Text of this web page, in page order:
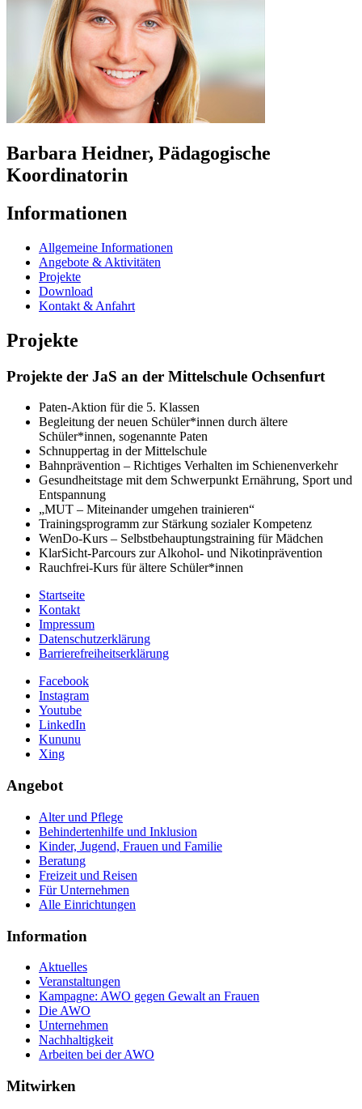
Barbara Heidner, Pädagogische
Koordinatorin
Informationen
Allgemeine Informationen
Angebote & Aktivitäten
Projekte
Download
Kontakt & Anfahrt
Projekte
Projekte der JaS an der Mittelschule Ochsenfurt
Paten-Aktion für die 5. Klassen
Begleitung der neuen Schüler*innen durch ältere
Schüler*innen, sogenannte Paten
Schnuppertag in der Mittelschule
Bahnprävention – Richtiges Verhalten im Schienenverkehr
Gesundheitstage mit dem Schwerpunkt Ernährung, Sport und
Entspannung
„MUT – Miteinander umgehen trainieren“
Trainingsprogramm zur Stärkung sozialer Kompetenz
WenDo-Kurs – Selbstbehauptungstraining für Mädchen
KlarSicht-Parcours zur Alkohol- und Nikotinprävention
Rauchfrei-Kurs für ältere Schüler*innen
Startseite
Kontakt
Impressum
Datenschutzerklärung
Barrierefreiheitserklärung
Facebook
Instagram
Youtube
LinkedIn
Kununu
Xing
Angebot
Alter und Pflege
Behindertenhilfe und Inklusion
Kinder, Jugend, Frauen und Familie
Beratung
Freizeit und Reisen
Für Unternehmen
Alle Einrichtungen
Information
Aktuelles
Veranstaltungen
Kampagne: AWO gegen Gewalt an Frauen
Die AWO
Unternehmen
Nachhaltigkeit
Arbeiten bei der AWO
Mitwirken